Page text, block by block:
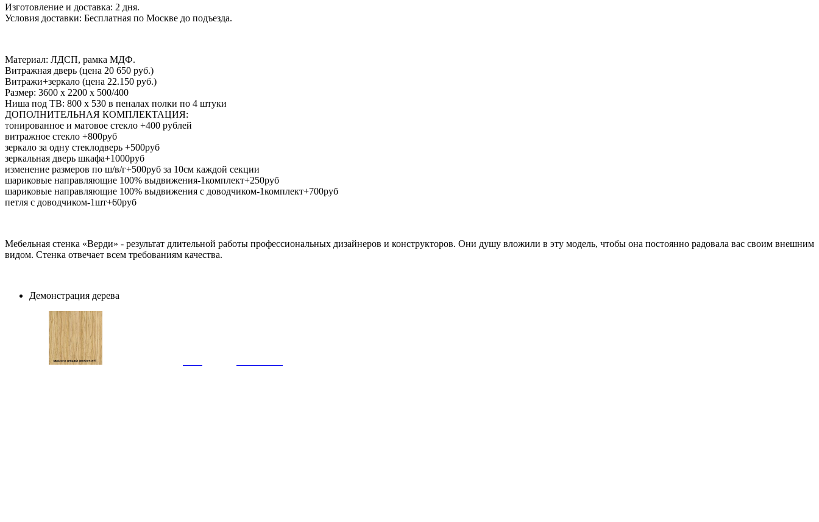
Изготовление и доставка: 2 дня.
Условия доставки: Бесплатная по Москве до подъезда.
Материал: ЛДСП, рамка МДФ.
Витражная дверь (цена 20 650 руб.)
Витражи+зеркало (цена 22.150 руб.)
Размер: 3600 х 2200 х 500/400
Ниша под ТВ: 800 х 530 в пеналах полки по 4 штуки
ДОПОЛНИТЕЛЬНАЯ КОМПЛЕКТАЦИЯ:
тонированное и матовое стекло +400 рублей
витражное стекло +800руб
зеркало за одну стеклодверь +500руб
зеркальная дверь шкафа+1000руб
изменение размеров по ш/в/г+500руб за 10см каждой секции
шариковые направляющие 100% выдвижения-1комплект+250руб
шариковые направляющие 100% выдвижения с доводчиком-1комплект+700руб
петля с доводчиком-1шт+60руб
Мебельная стенка «Верди» - результат длительной работы профессиональных дизайнеров и конструкторов. Они душу вложили в эту модель, чтобы она постоянно радовала вас своим внешним
видом. Стенка отвечает всем требованиям качества.
Демонстрация дерева